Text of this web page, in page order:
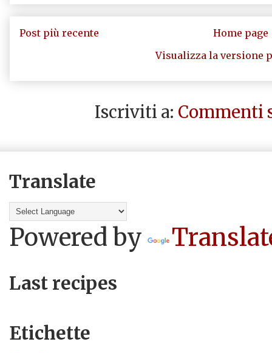
Post più recente
Home page
Visualizza la versione
Iscriviti a: Commenti
Translate
Powered by
Last recipes
Etichette